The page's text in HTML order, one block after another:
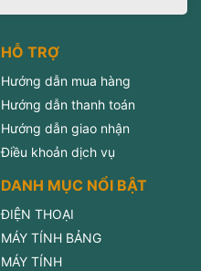
HỖ TRỢ
Hướng dẫn mua hàng
Hướng dẫn thanh toán
Hướng dẫn giao nhận
Điều khoản dịch vụ
DANH MỤC NỔI BẬT
ĐIỆN THOẠI
MÁY TÍNH BẢNG
MÁY TÍNH